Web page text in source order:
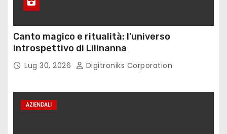
Canto magico e ritualità: l’universo
introspettivo di Lilinanna
Lug 30, 2026 Digitroniks Corporation
AZIENDALI